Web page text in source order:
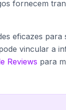
fornecem
eficazes
vincular a
Reviews para